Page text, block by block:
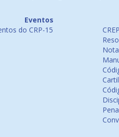
Eventos
do CRP-15